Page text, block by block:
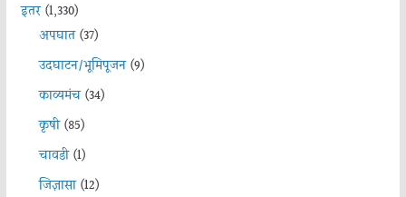
इतर(1,330)
अपघात(37)
उदघाटन/भूमिपूजन(9)
काव्यमंच(34)
कृषी(85)
चावडी(1)
जिज्ञासा(12)